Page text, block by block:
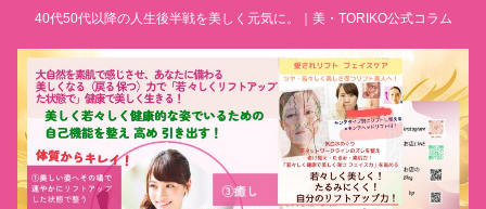
40代50代以降の人生後半戦を美しく元気に。｜美・TORIKO公式コラム